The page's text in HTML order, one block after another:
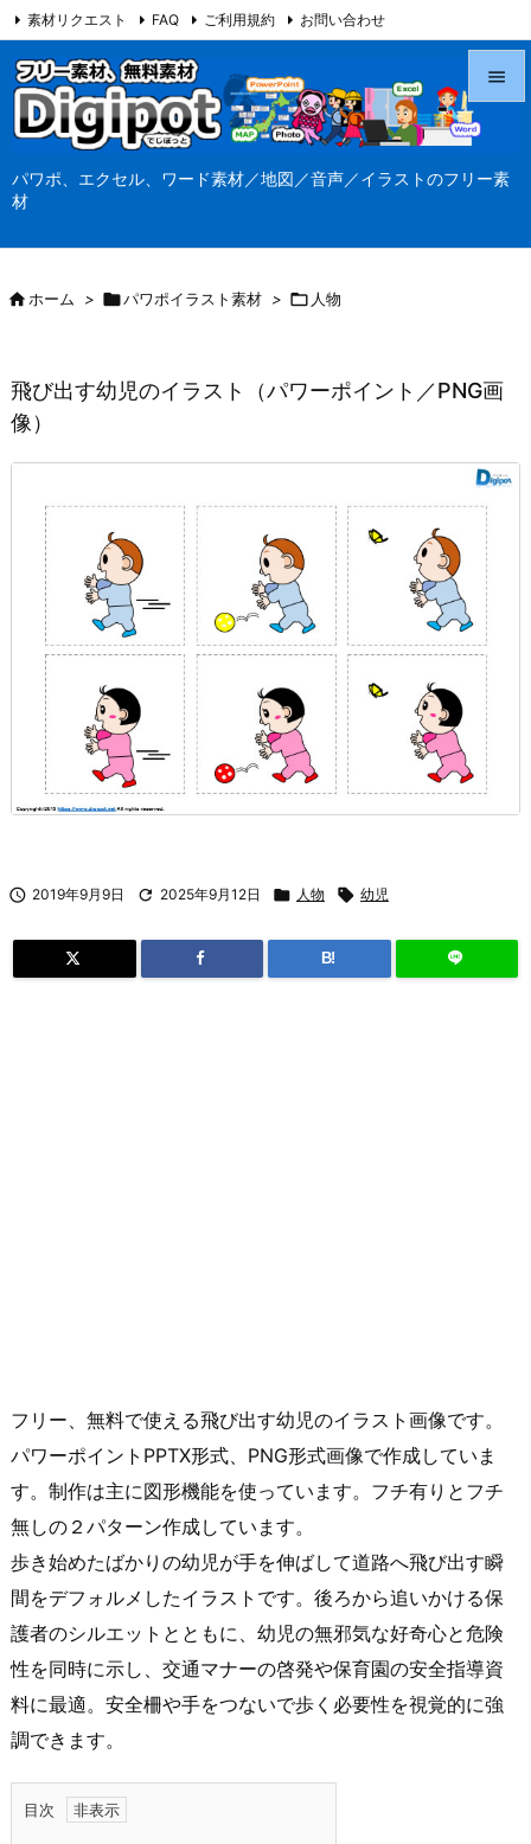
パワポ、エクセル、ワード素材／地図／音声／イラストのフリー素
材



検索
素材リクエスト FAQ ご利用規約 お問い合わせ
当サイト（Digipot.net）について
ホーム > パワポイラスト素材 >  人物
飛び出す幼児のイラスト（パワーポイント／PNG画
像）
 2019年9月9日  2025年9月12日  人物  幼児
B!
フリー、無料で使える飛び出す幼児のイラスト画像です。
パワーポイントPPTX形式、PNG形式画像で作成していま
す。制作は主に図形機能を使っています。フチ有りとフチ
無しの２パターン作成しています。
歩き始めたばかりの幼児が手を伸ばして道路へ飛び出す瞬
間をデフォルメしたイラストです。後ろから追いかける保
護者のシルエットとともに、幼児の無邪気な好奇心と危険
性を同時に示し、交通マナーの啓発や保育園の安全指導資
料に最適。安全柵や手をつないで歩く必要性を視覚的に強
調できます。
目次